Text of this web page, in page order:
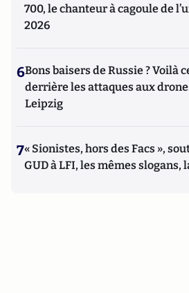
700, le chanteur à cagoule de
2026
6Bons baisers de Russie ? Voilà
derrière les attaques aux
Leipzig
7« Sionistes, hors des Facs »,
GUD à LFI, les mêmes slogans,